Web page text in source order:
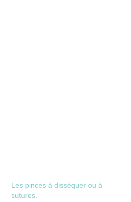
Les pinces à disséquer ou à
sutures.